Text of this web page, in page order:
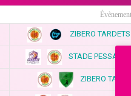
Évènement
ZIBERO
STADE
ZIBERO